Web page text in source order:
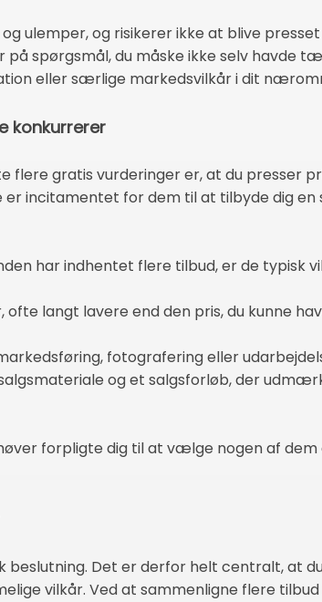
ulemper, og risikerer ikke at blive
på spørgsmål, du måske ikke selv havde
eller særlige markedsvilkår i dit
konkurrerer
flere gratis vurderinger er, at du presser
incitamentet for dem til at tilbyde dig en
har indhentet flere tilbud, er de typisk
langt lavere end den pris, du kunne
fotografering eller
og et salgsforløb, der
forpligte dig til at vælge nogen af
Det er derfor helt centralt, at
vilkår. Ved at sammenligne flere